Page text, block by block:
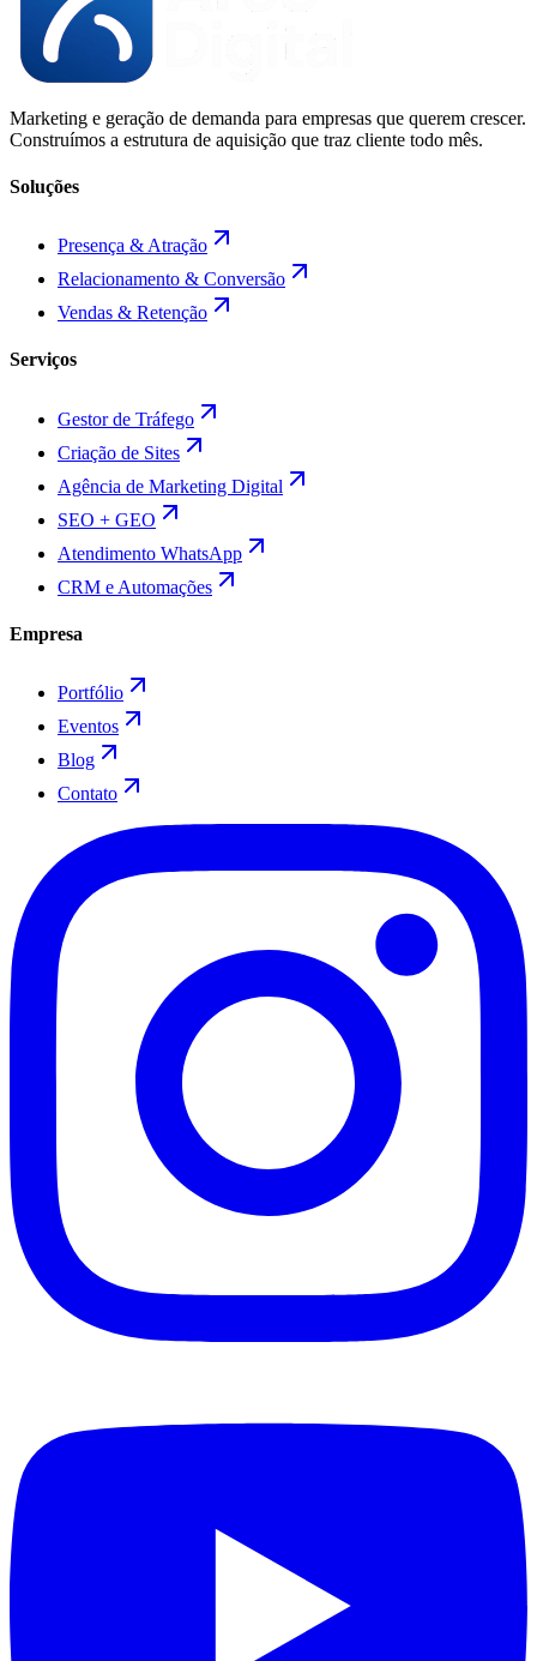
Marketing e geração de demanda para empresas que querem crescer.
Construímos a estrutura de aquisição que traz cliente todo mês.
Soluções
Presença & Atração
Relacionamento & Conversão
Vendas & Retenção
Serviços
Gestor de Tráfego
Criação de Sites
Agência de Marketing Digital
SEO + GEO
Atendimento WhatsApp
CRM e Automações
Empresa
Portfólio
Eventos
Blog
Contato